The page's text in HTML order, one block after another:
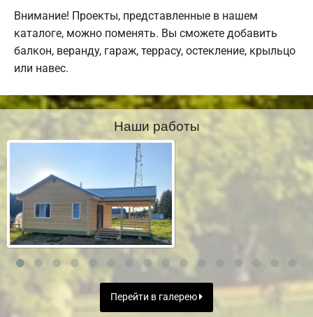
Внимание! Проекты, представленные в нашем
каталоге, можно поменять. Вы сможете добавить
балкон, веранду, гараж, террасу, остекление, крыльцо
или навес.
Наши работы
Перейти в галерею